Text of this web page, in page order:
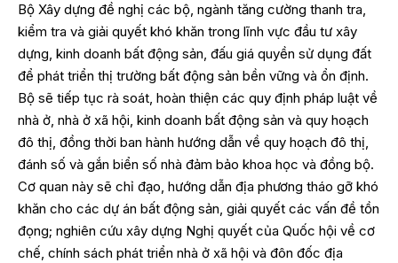
Bộ Xây dựng đề nghị các bộ, ngành tăng cường thanh tra,
kiểm tra và giải quyết khó khăn trong lĩnh vực đầu tư xây
dựng, kinh doanh bất động sản, đấu giá quyền sử dụng đất
để phát triển thị trường bất động sản bền vững và ổn định.
Bộ sẽ tiếp tục rà soát, hoàn thiện các quy định pháp luật về
nhà ở, nhà ở xã hội, kinh doanh bất động sản và quy hoạch
đô thị, đồng thời ban hành hướng dẫn về quy hoạch đô thị,
đánh số và gắn biển số nhà đảm bảo khoa học và đồng bộ.
Cơ quan này sẽ chỉ đạo, hướng dẫn địa phương tháo gỡ khó
khăn cho các dự án bất động sản, giải quyết các vấn đề tồn
đọng; nghiên cứu xây dựng Nghị quyết của Quốc hội về cơ
chế, chính sách phát triển nhà ở xã hội và đôn đốc địa